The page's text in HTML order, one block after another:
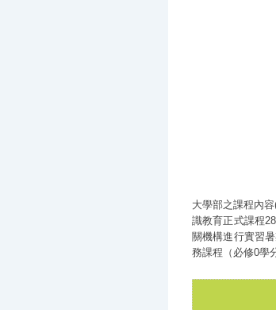
大學部之課程內
識教育正式課程
關機構進行實習
務課程（必修0學